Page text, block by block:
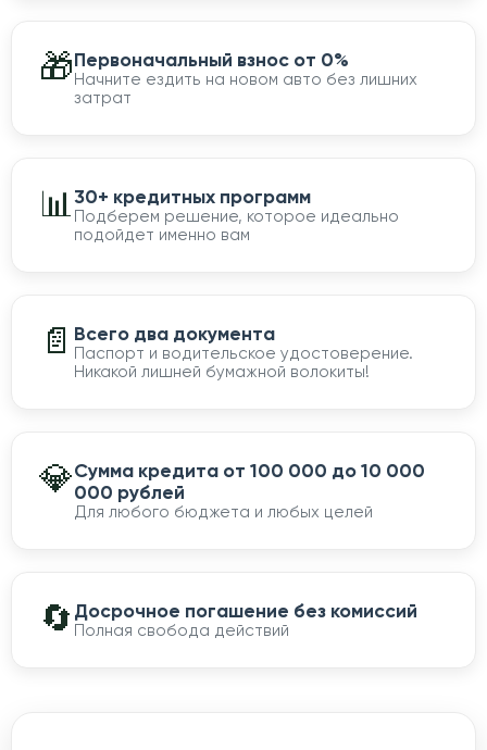
🎁Первоначальный взнос от 0%
Начните ездить на новом авто без лишних
затрат
📊30+ кредитных программ
Подберем решение, которое идеально
подойдет именно вам
📄 Всего два документа
Паспорт и водительское удостоверение.
Никакой лишней бумажной волокиты!
💎Сумма кредита от 100 000 до 10 000
000 рублей
Для любого бюджета и любых целей
🔄 Досрочное погашение без комиссий
Полная свобода действий